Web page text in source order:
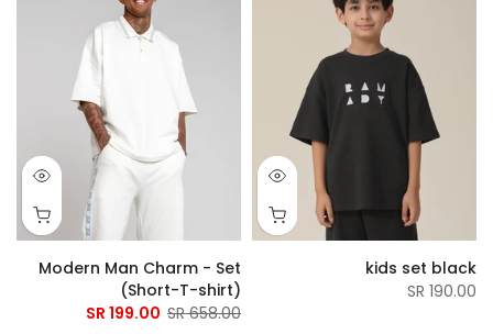
kids set black
190.00 SR
Modern Man Charm - Set
(Short-T-shirt)
658.00 SR
199.00 SR